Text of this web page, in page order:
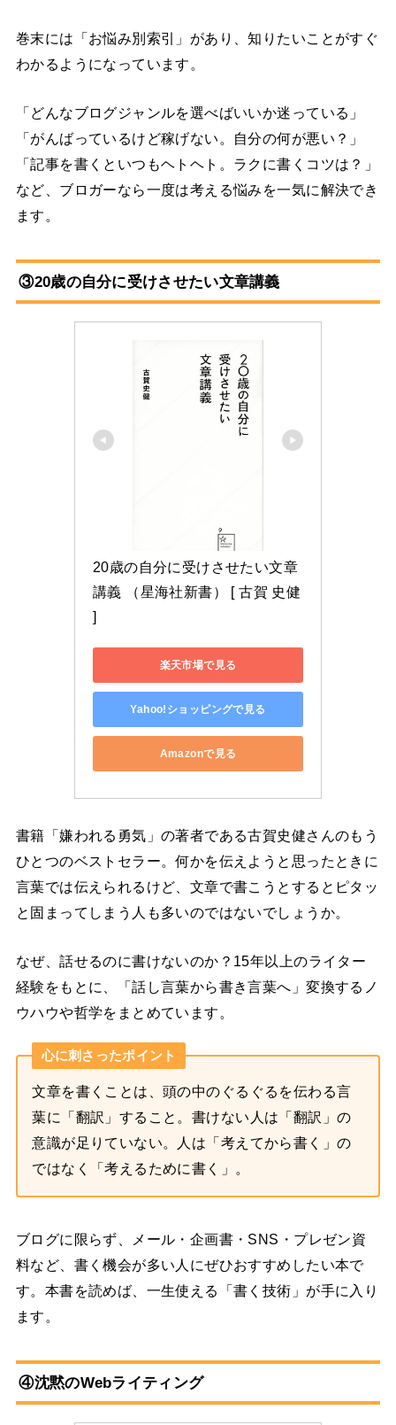
巻末には「お悩み別索引」があり、知りたいことがすぐ
わかるようになっています。
「どんなブログジャンルを選べばいいか迷っている」
「がんばっているけど稼げない。自分の何が悪い？」
「記事を書くといつもヘトヘト。ラクに書くコツは？」
など、ブロガーなら一度は考える悩みを一気に解決でき
ます。
③20歳の自分に受けさせたい文章講義
20歳の自分に受けさせたい文章
講義 （星海社新書） [ 古賀 史健
]
楽天市場で見る
Yahoo!ショッピングで見る
Amazonで見る
書籍「嫌われる勇気」の著者である古賀史健さんのもう
ひとつのベストセラー。何かを伝えようと思ったときに
言葉では伝えられるけど、文章で書こうとするとピタッ
と固まってしまう人も多いのではないでしょうか。
なぜ、話せるのに書けないのか？15年以上のライター
経験をもとに、「話し言葉から書き言葉へ」変換するノ
ウハウや哲学をまとめています。
心に刺さったポイント
文章を書くことは、頭の中のぐるぐるを伝わる言
葉に「翻訳」すること。書けない人は「翻訳」の
意識が足りていない。人は「考えてから書く」の
ではなく「考えるために書く」。
ブログに限らず、メール・企画書・SNS・プレゼン資
料など、書く機会が多い人にぜひおすすめしたい本で
す。本書を読めば、一生使える「書く技術」が手に入り
ます。
④沈黙のWebライティング